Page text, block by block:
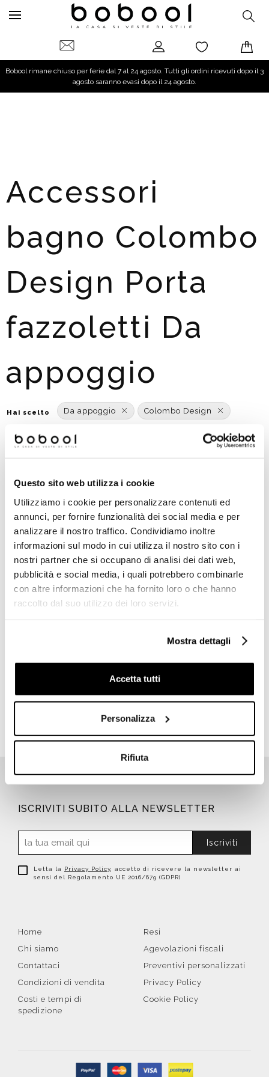
Questo sito web utilizza i cookie
Utilizziamo i cookie per personalizzare contenuti ed
annunci, per fornire funzionalità dei social media e per
analizzare il nostro traffico. Condividiamo inoltre
informazioni sul modo in cui utilizza il nostro sito con i
nostri partner che si occupano di analisi dei dati web,
pubblicità e social media, i quali potrebbero combinarle
con altre informazioni che ha fornito loro o che hanno
raccolto dal suo utilizzo dei loro servizi.
Mostra dettagli
Accetta tutti
Personalizza
Rifiuta
Bobool rimane chiuso per ferie dal 7 al 24 agosto. Tutti gli ordini ricevuti dopo il 3
agosto saranno evasi dopo il 24 agosto.
Accessori
bagno Colombo
Design Porta
fazzoletti Da
appoggio
Hai scelto Da appoggio Colombo Design
Ordinato per:POPOLARITÀ
€ 65,46 € 44,60
Porta fazzoletti
€ 53,29 € 36,30
ISCRIVITI SUBITO ALLA NEWSLETTER
Iscriviti
Letta la Privacy Policy , accetto di ricevere la newsletter ai
sensi del Regolamento UE 2016/679 (GDPR)
Home
Chi siamo
Contattaci
Condizioni di vendita
Costi e tempi di
spedizione
Resi
Agevolazioni fiscali
Preventivi personalizzati
Privacy Policy
Cookie Policy